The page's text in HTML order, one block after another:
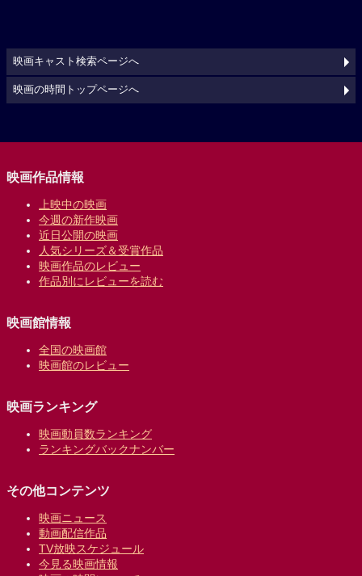
映画キャスト検索ページへ
映画の時間トップページへ
映画作品情報
上映中の映画
今週の新作映画
近日公開の映画
人気シリーズ＆受賞作品
映画作品のレビュー
作品別にレビューを読む
映画館情報
全国の映画館
映画館のレビュー
映画ランキング
映画動員数ランキング
ランキングバックナンバー
その他コンテンツ
映画ニュース
動画配信作品
TV放映スケジュール
今見る映画情報